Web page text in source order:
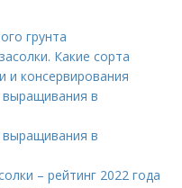
грунта
Какие сорта
и консервирования
выращивания в
выращивания в
– рейтинг 2022 года